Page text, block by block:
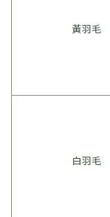
黃羽毛
白羽毛